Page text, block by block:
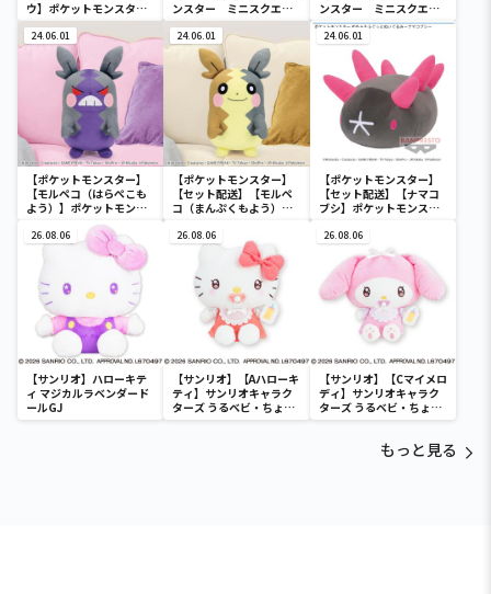
ウ】ポケットモンスタ
ー ミニスクエアポーチ
ンスター ミニスクエア
ポーチ
ンスター ミニスクエア
ポーチ
24.06.01
【ポケットモンスター】
【モルペコ（はらぺこも
よう）】ポケットモンス
ター めちゃもふぐっとぬ
いぐるみ～モルペコ（は
らぺこもよう）～
24.06.01
【ポケットモンスター】
【セット配送】【モルペ
コ（まんぷくもよう）】
ゃもふぐっとぬいぐるみ
～モルペコ（まんぷくも
24.06.01
【ポケットモンスター】
【セット配送】【ナマコ
ブシ】ポケットモンスタ
ぐるみ～ナマコブシ～
26.08.06
【サンリオ】ハローキテ
ィ マジカルラベンダード
ールGJ
26.08.06
【サンリオ】【Aハローキ
ティ】サンリオキャラク
ターズ うるベビ・ちょい
デカドール
26.08.06
【サンリオ】【Cマイメロ
ディ】サンリオキャラク
ターズ うるベビ・ちょい
デカドール
もっと見る